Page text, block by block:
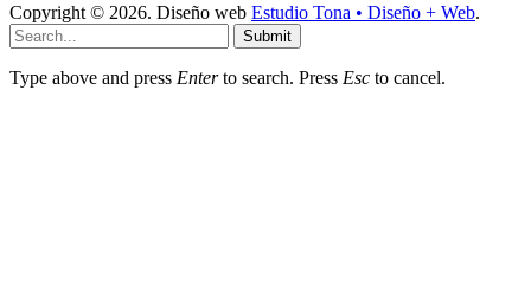
Copyright © 2026. Diseño web Estudio Tona • Diseño + Web.
Submit
Type above and press Enterto search. Press Esc to cancel.